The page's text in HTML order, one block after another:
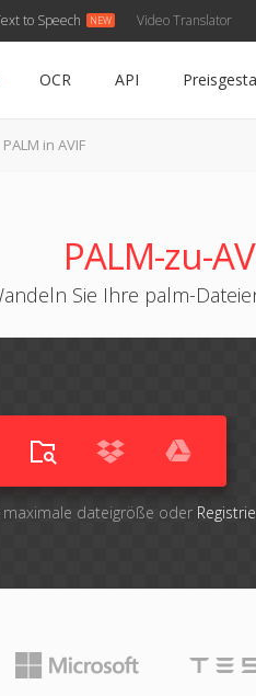
to Speech Video Translator
OCR API
PALM in AVIF
PALM-zu-
Sie Ihre palm-
maximale dateigröße oder